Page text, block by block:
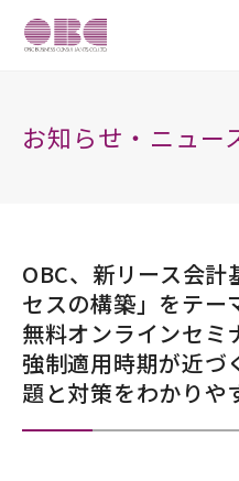
お知らせ・ニュー
OBC、新リース会計
セスの構築」をテー
無料オンラインセミ
強制適用時期が近づ
題と対策をわかりや